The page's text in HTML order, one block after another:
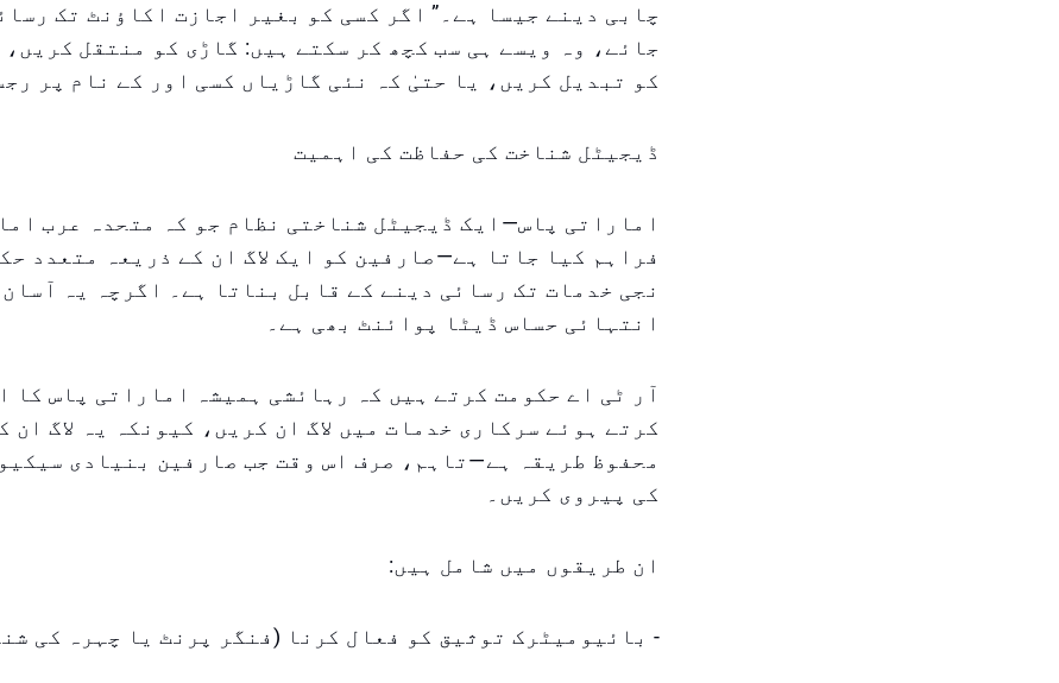
چابی دینے جیسا ہے۔” اگر کسی کو بغیر اجازت اکاؤنٹ تک
جائے، وہ ویسے ہی سب کچھ کر سکتے ہیں: گاڑی کو منتقل کریں،
کو تبدیل کریں، یا حتیٰ کہ نئی گاڑیاں کسی اور کے نام پر
ڈیجیٹل شناخت کی حفاظت کی اہمیت
اماراتی پاس—ایک ڈیجیٹل شناختی نظام جو کہ متحدہ عرب
فراہم کیا جاتا ہے—صارفین کو ایک لاگ ان کے ذریعہ متعدد
نجی خدمات تک رسائی دینے کے قابل بناتا ہے۔ اگرچہ یہ
انتہائی حساس ڈیٹا پوائنٹ بھی ہے۔
آر ٹی اے حکومت کرتے ہیں کہ رہائشی ہمیشہ اماراتی پاس کا
کرتے ہوئے سرکاری خدمات میں لاگ ان کریں، کیونکہ یہ لاگ ان
محفوظ طریقہ ہے—تاہم، صرف اس وقت جب صارفین بنیادی
کی پیروی کریں۔
ان طریقوں میں شامل ہیں:
- بائیومیٹرک توثیق کو فعال کرنا (فنگر پرنٹ یا چہرہ کی